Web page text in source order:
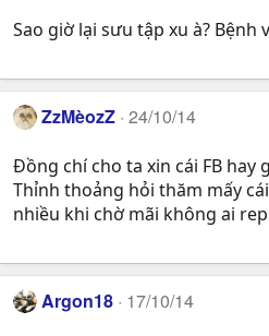
Sao giờ lại sưu tập xu à? Bệnh
ZzMèozZ 24/10/14
Đồng chí cho ta xin cái FB hay
Thỉnh thoảng hỏi thăm mấy cái
nhiều khi chờ mãi không ai rep
Argon18 17/10/14